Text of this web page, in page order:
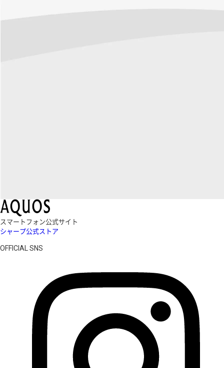
スマートフォン公式サイト
シャープ公式ストア
OFFICIAL SNS